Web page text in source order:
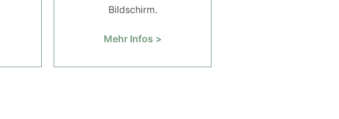
Bildschirm.
Mehr Infos >